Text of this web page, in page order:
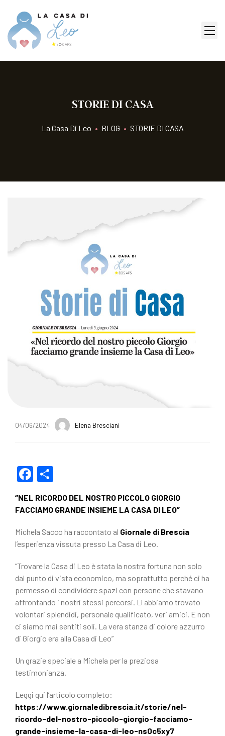
STORIE DI CASA
La Casa Di Leo • BLOG • STORIE DI CASA
04/06/2024 Elena Bresciani
F
c
b
o
k
n
vi
“NEL RICORDO DEL NOSTRO PICCOLO GIORGIO
FACCIAMO GRANDE INSIEME LA CASA DI LEO”
Michela Sacco ha raccontato al Giornale di Brescia
l’esperienza vissuta presso La Casa di Leo.
“Trovare la Casa di Leo è stata la nostra fortuna non solo
dal punto di vista economico, ma soprattutto perché ci ha
permesso di condividere spazi con persone che stavano
affrontando i nostri stessi percorsi. Lì abbiamo trovato
volontari splendidi, personale qualificato, veri amici. E non
ci siamo mai sentiti soli. La vera stanza di colore azzurro
di Giorgio era alla Casa di Leo”
Un grazie speciale a Michela per la preziosa
testimonianza.
Leggi qui l’articolo completo:
https://www.giornaledibrescia.it/storie/nel-
ricordo-del-nostro-piccolo-giorgio-facciamo-
grande-insieme-la-casa-di-leo-ns0c5xy7